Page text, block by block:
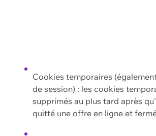
Cookies temporaires
de session) : les cookies
supprimés au plus tard après
quitté une offre en ligne et